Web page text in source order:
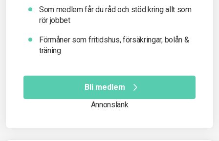
Som medlem får du råd och stöd kring allt som
rör jobbet
Förmåner som fritidshus, försäkringar, bolån &
träning
Bli medlem
Annonslänk